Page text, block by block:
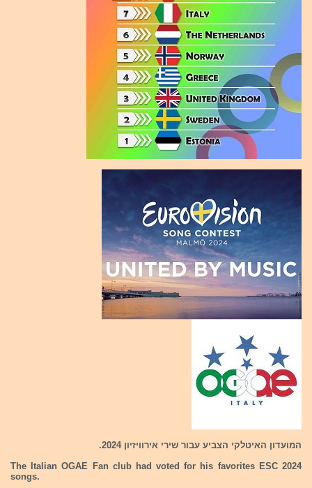
המועדון האיטלקי הצביע עבור שירי אירוויזיון 2024.
The Italian OGAE Fan club had voted for his favorites ESC 2024
songs.